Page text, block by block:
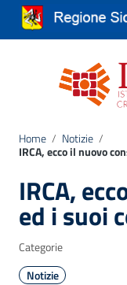
Vai ai contenuti
Vai al menu di
Vai al footer
Attiva / disattiva
Home / Notizie /
IRCA, ecco il nuovo
IRCA,
ed i suoi
Categorie
Notizie